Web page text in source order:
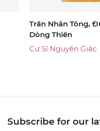
Trần Nhân Tông,
Dòng Thiền
Cư Sĩ Nguyên Giác
Subscribe for our